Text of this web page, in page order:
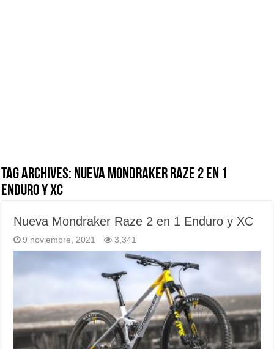
Tag Archives: Nueva Mondraker Raze 2 en 1
Enduro y XC
Nueva Mondraker Raze 2 en 1 Enduro y XC
9 noviembre, 2021 3,341